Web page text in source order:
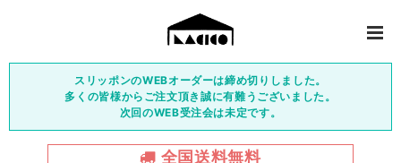
スリッポンのWEBオーダーは締め切りしました。
多くの皆様からご注文頂き誠に有難うございました。
次回のWEB受注会は未定です。
全国送料無料